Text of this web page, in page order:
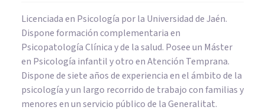
Licenciada en Psicología por la Universidad de Jaén.
Dispone formación complementaria en
Psicopatología Clínica y de la salud. Posee un Máster
en Psicología infantil y otro en Atención Temprana.
Dispone de siete años de experiencia en el ámbito de la
psicología y un largo recorrido de trabajo con familias y
menores en un servicio público de la Generalitat.